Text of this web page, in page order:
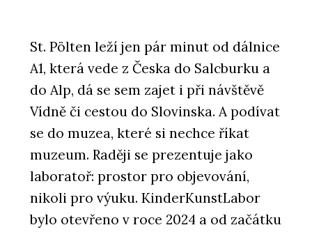
St. Pölten leží jen pár minut od dálnice
A1, která vede z Česka do Salcburku a
do Alp, dá se sem zajet i při návštěvě
Vídně či cestou do Slovinska. A podívat
se do muzea, které si nechce říkat
muzeum. Raději se prezentuje jako
laboratoř: prostor pro objevování,
nikoli pro výuku. KinderKunstLabor
bylo otevřeno v roce 2024 a od začátku